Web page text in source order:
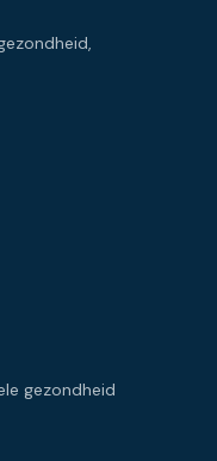
gezondheid